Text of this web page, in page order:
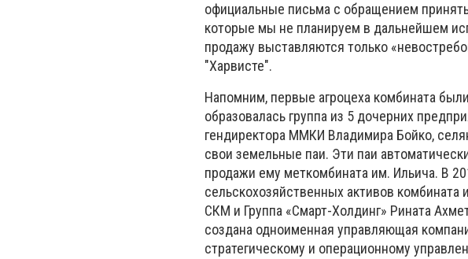
официальные письма с обращением
которые мы не планируем в дальнейшем
продажу выставляются только
"Харвисте".
Напомним, первые агроцеха комбината
образовалась группа из 5 дочерних
гендиректора ММКИ Владимира Бойко,
свои земельные паи. Эти паи
продажи ему меткомбината им. Ильича. В
сельскохозяйственных активов
СКМ и Группа «Смарт-Холдинг» Рината
создана одноименная управляющая
стратегическому и операционному